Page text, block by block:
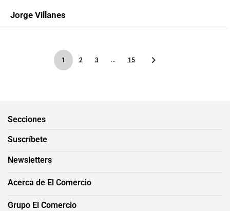
Jorge Villanes
1 2 3 ... 15
Secciones
Suscríbete
Newsletters
Acerca de El Comercio
Grupo El Comercio